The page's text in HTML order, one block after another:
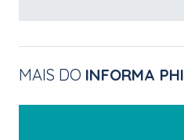
MAIS DO INFORMA PHI